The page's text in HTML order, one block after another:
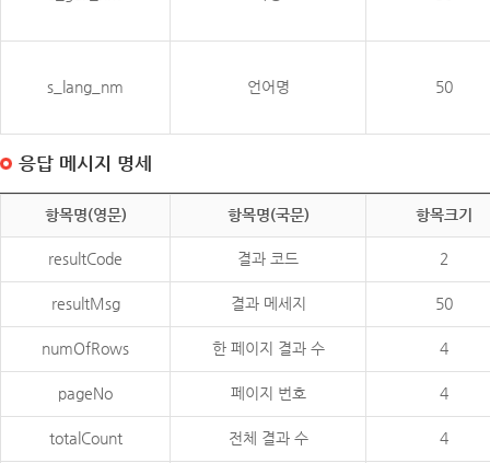
s_lang_nm 언어명 50
응답 메시지 명세
항목명(영문) 항목명(국문) 항목크기
resultCode 결과 코드 2
resultMsg 결과 메세지 50
numOfRows 한 페이지 결과 수 4
pageNo 페이지 번호 4
totalCount 전체 결과 수 4